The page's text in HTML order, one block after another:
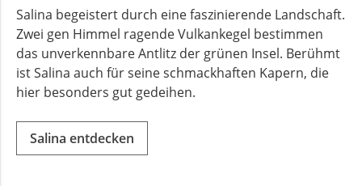
Salina begeistert durch eine faszinierende Landschaft.
Zwei gen Himmel ragende Vulkankegel bestimmen
das unverkennbare Antlitz der grünen Insel. Berühmt
ist Salina auch für seine schmackhaften Kapern, die
hier besonders gut gedeihen.
Salina entdecken